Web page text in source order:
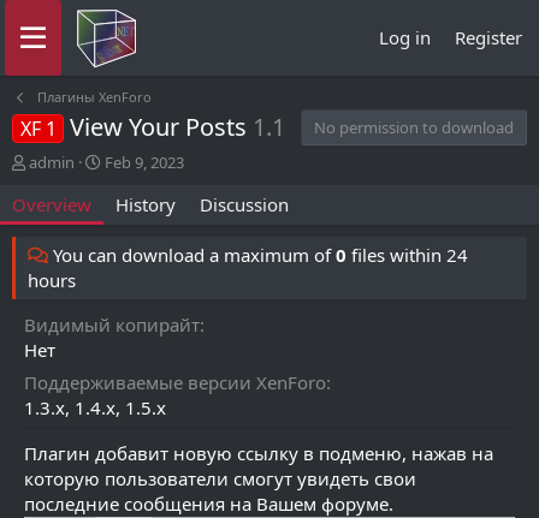
Log in Register
Плагины XenForo
XF 1 View Your Posts 1.1
No permission to download
A
t
h
o
r
admin
C
t
d
t
Feb 9, 2023
Overview History Discussion
You can download a maximum of0 files within 24
hours
Видимый копирайт
Нет
Поддерживаемые версии XenForo
1.3.x 1.4.x 1.5.x
Плагин добавит новую ссылку в подменю, нажав на
которую пользователи смогут увидеть свои
последние сообщения на Вашем форуме.